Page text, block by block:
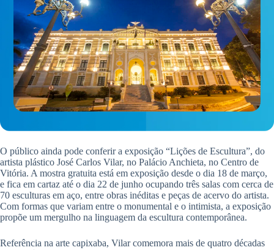
O público ainda pode conferir a exposição “Lições de Escultura”, do
artista plástico José Carlos Vilar, no Palácio Anchieta, no Centro de
Vitória. A mostra gratuita está em exposição desde o dia 18 de março,
e fica em cartaz até o dia 22 de junho ocupando três salas com cerca de
70 esculturas em aço, entre obras inéditas e peças de acervo do artista.
Com formas que variam entre o monumental e o intimista, a exposição
propõe um mergulho na linguagem da escultura contemporânea.
Referência na arte capixaba, Vilar comemora mais de quatro décadas